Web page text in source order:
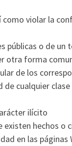
violar la
públicas o de un
otra forma
de los
cualquier
ilícito
hechos
en las